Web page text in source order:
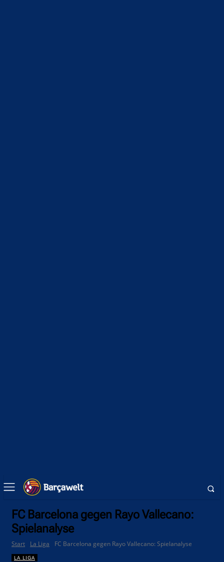
FC Barcelona gegen Rayo Vallecano:
Spielanalyse
Start La Liga FC Barcelona gegen Rayo Vallecano: Spielanalyse
LA LIGA